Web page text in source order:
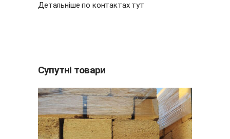
Детальніше по контактах тут
Супутні товари